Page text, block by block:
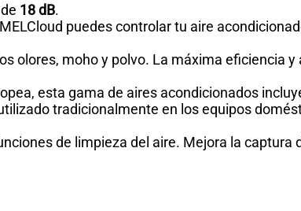
18 dB.
puedes controlar tu aire
olores, moho y polvo. La máxima eficiencia y
esta gama de aires acondicionados
tradicionalmente en los equipos
de limpieza del aire. Mejora la captura